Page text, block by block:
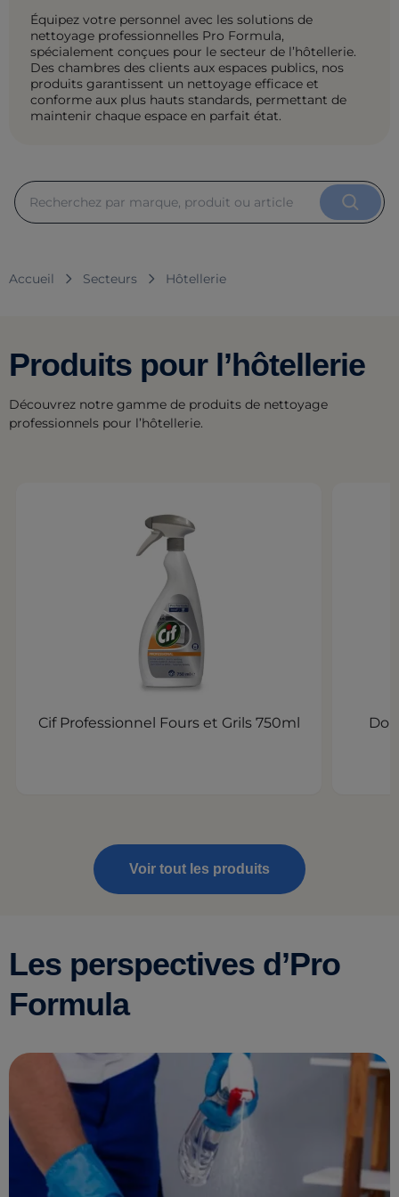
Équipez votre personnel avec les solutions de
nettoyage professionnelles Pro Formula,
spécialement conçues pour le secteur de l’hôtellerie.
Des chambres des clients aux espaces publics, nos
produits garantissent un nettoyage efficace et
conforme aux plus hauts standards, permettant de
maintenir chaque espace en parfait état.
Accueil Secteurs Hôtellerie
Produits pour l’hôtellerie
Découvrez notre gamme de produits de nettoyage
professionnels pour l’hôtellerie.
Cif Professionnel Fours et Grils 750ml
Voir tout les produits
Les perspectives d’Pro
Formula